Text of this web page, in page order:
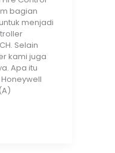
bagian
menjadi
Selain
kami juga
Apa itu
Honeywell